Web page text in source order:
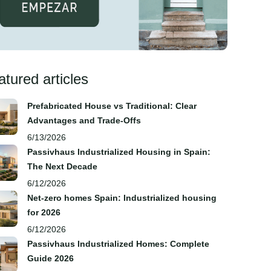
articles
Prefabricated House vs Traditional: Clear
Advantages and Trade‑Offs
6/13/2026
Passivhaus Industrialized Housing in Spain:
The Next Decade
6/12/2026
Net-zero homes Spain: Industrialized housing
for 2026
6/12/2026
Passivhaus Industrialized Homes: Complete
Guide 2026